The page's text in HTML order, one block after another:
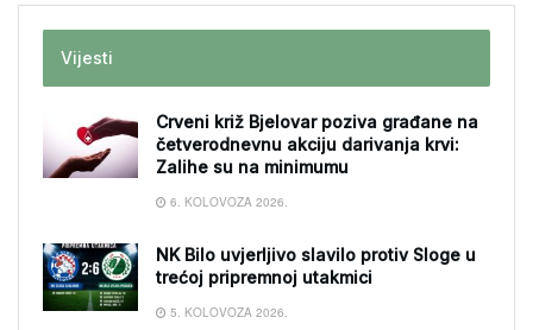
Vijesti
Crveni križ Bjelovar poziva građane na
četverodnevnu akciju darivanja krvi:
Zalihe su na minimumu
6. KOLOVOZA 2026.
NK Bilo uvjerljivo slavilo protiv Sloge u
trećoj pripremnoj utakmici
5. KOLOVOZA 2026.